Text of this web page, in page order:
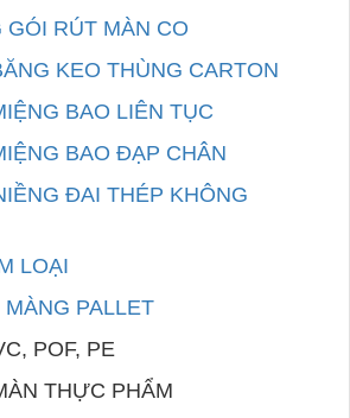
RÚT MÀN CO
KEO THÙNG CARTON
BAO LIÊN TỤC
BAO ĐẠP CHÂN
ĐAI THÉP KHÔNG
LOẠI
PALLET
POF, PE
THỰC PHẨM